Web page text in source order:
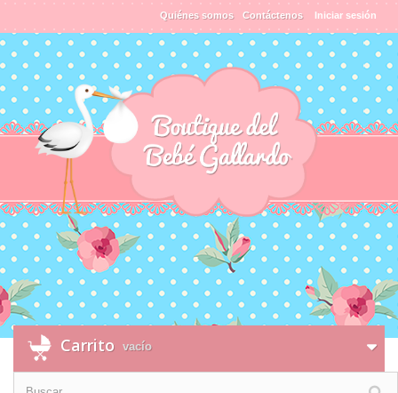
Iniciar sesión
Quiénes somos Contáctenos
Carrito vacío